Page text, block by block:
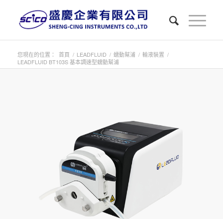
您現在的位置： 首頁 / LEADFLUID / 蠕動幫浦 / 輸液裝置 /
LEADFLUID BT103S 基本調速型蠕動幫浦